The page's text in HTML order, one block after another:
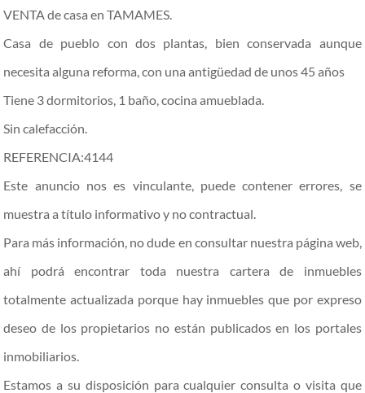
VENTA de casa en TAMAMES.
Casa de pueblo con dos plantas, bien conservada aunque
necesita alguna reforma, con una antigüedad de unos 45 años
Tiene 3 dormitorios, 1 baño, cocina amueblada.
Sin calefacción.
REFERENCIA:4144
Este anuncio nos es vinculante, puede contener errores, se
muestra a título informativo y no contractual.
Para más información, no dude en consultar nuestra página web,
ahí podrá encontrar toda nuestra cartera de inmuebles
totalmente actualizada porque hay inmuebles que por expreso
deseo de los propietarios no están publicados en los portales
inmobiliarios.
Estamos a su disposición para cualquier consulta o visita que